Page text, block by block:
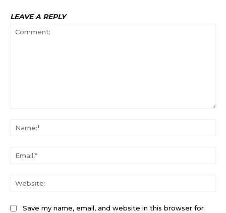
LEAVE A REPLY
Save my name, email, and website in this browser for